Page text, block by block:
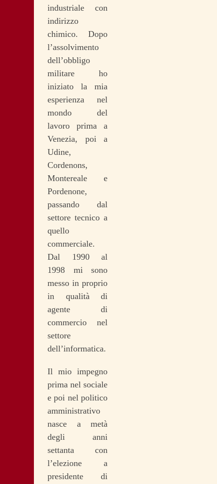
industriale con
indirizzo
chimico. Dopo
l’assolvimento
dell’obbligo
militare ho
iniziato la mia
esperienza nel
mondo del
lavoro prima a
Venezia, poi a
Udine,
Cordenons,
Montereale e
Pordenone,
passando dal
settore tecnico a
quello
commerciale.
Dal 1990 al
1998 mi sono
messo in proprio
in qualità di
agente di
commercio nel
settore
dell’informatica.
Il mio impegno
prima nel sociale
e poi nel politico
amministrativo
nasce a metà
degli anni
settanta con
l’elezione a
presidente di